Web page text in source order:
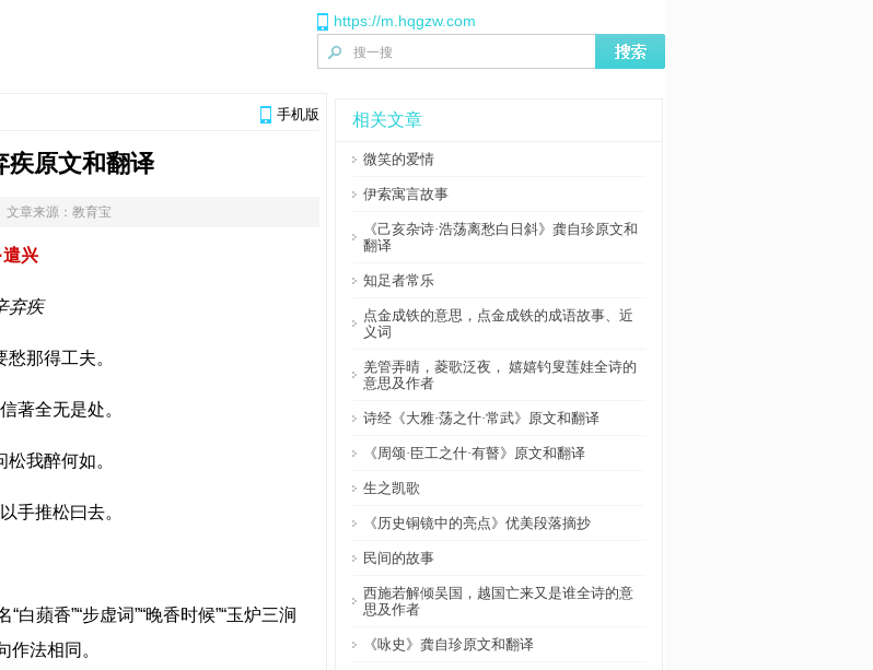
https://m.hqgzw.com
手机版
疾原文和翻译
章来源：教育宝
遣兴
弃疾
那得工夫。
著全无是处。
我醉何如。
手推松曰去。
蘋香”“步虚词”“晚香时候”“玉炉三涧
作法相同。
相关文章
微笑的爱情
伊索寓言故事
《己亥杂诗·浩荡离愁白日斜》龚自珍原文和
翻译
知足者常乐
点金成铁的意思，点金成铁的成语故事、近
义词
羌管弄晴，菱歌泛夜， 嬉嬉钓叟莲娃全诗的
意思及作者
诗经《大雅·荡之什·常武》原文和翻译
《周颂·臣工之什·有瞽》原文和翻译
生之凯歌
《历史铜镜中的亮点》优美段落摘抄
民间的故事
西施若解倾吴国，越国亡来又是谁全诗的意
思及作者
《咏史》龚自珍原文和翻译